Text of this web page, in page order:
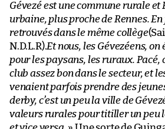
Gévezé est une commune rurale et
urbaine, plus proche de Rennes. En
retrouvés dans le même collège
N.D.L.R).Et nous, les Gévezéens,
pour les paysans, les ruraux. Pacé,
club assez bon dans le secteur, et
venaient parfois prendre des
derby, c’est un peu la ville de
valeurs rurales pour titiller un peu